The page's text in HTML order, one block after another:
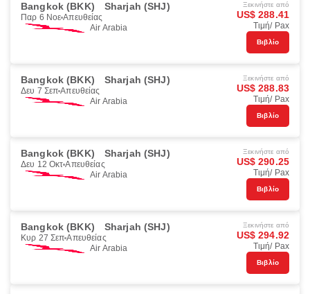
Bangkok (BKK) Sharjah (SHJ)
Παρ 6 Νοε Απευθείας
Air Arabia
Ξεκινήστε από
US$ 288.41
Τιμή/ Pax
Βιβλίο
Bangkok (BKK) Sharjah (SHJ)
Δευ 7 Σεπ Απευθείας
Air Arabia
Ξεκινήστε από
US$ 288.83
Τιμή/ Pax
Βιβλίο
Bangkok (BKK) Sharjah (SHJ)
Δευ 12 Οκτ Απευθείας
Air Arabia
Ξεκινήστε από
US$ 290.25
Τιμή/ Pax
Βιβλίο
Bangkok (BKK) Sharjah (SHJ)
Κυρ 27 Σεπ Απευθείας
Air Arabia
Ξεκινήστε από
US$ 294.92
Τιμή/ Pax
Βιβλίο